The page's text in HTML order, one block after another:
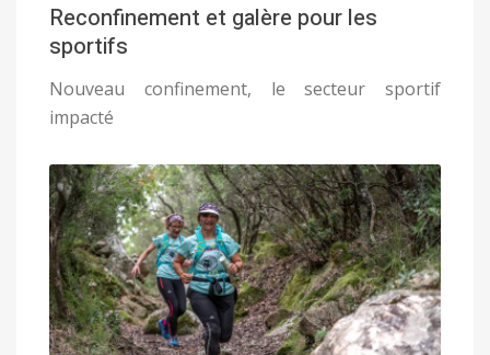
Reconfinement et galère pour les
sportifs
Nouveau confinement, le secteur sportif
impacté